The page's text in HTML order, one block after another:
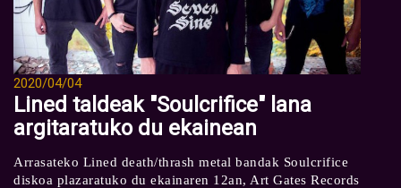
2020/04/04
Lined taldeak "Soulcrifice" lana
argitaratuko du ekainean
Arrasateko Lined death/thrash metal bandak Soulcrifice
diskoa plazaratuko du ekainaren 12an, Art Gates Records